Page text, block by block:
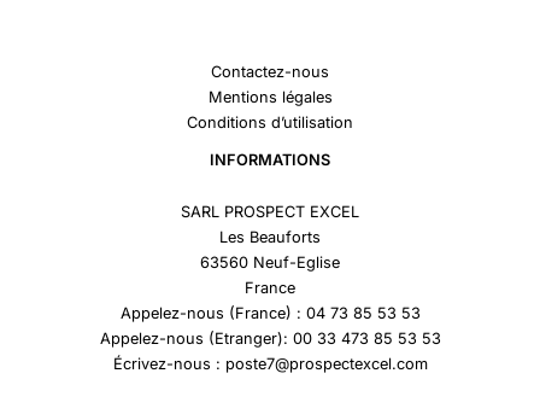
Contactez-nous
Mentions légales
Conditions d’utilisation
INFORMATIONS
SARL PROSPECT EXCEL
Les Beauforts
63560 Neuf-Eglise
France
Appelez-nous (France) : 04 73 85 53 53
Appelez-nous (Etranger): 00 33 473 85 53 53
Écrivez-nous : poste7@prospectexcel.com